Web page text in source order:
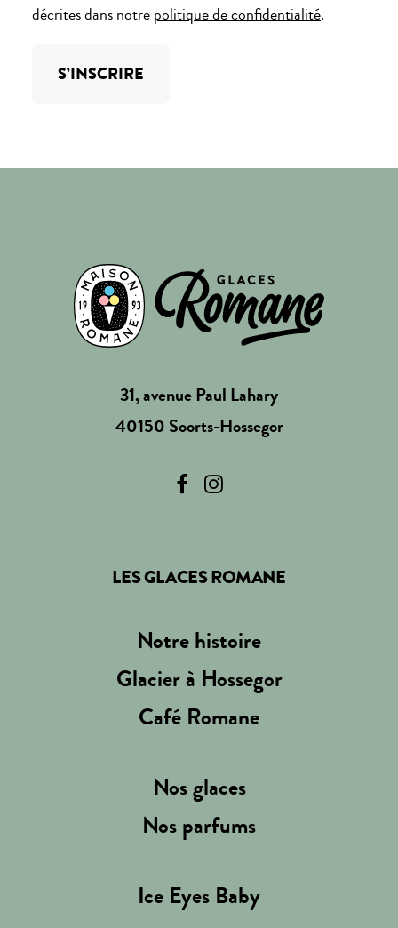
décrites dans notrepolitique de confidentialité.
S’INSCRIRE
31, avenue Paul Lahary
40150 Soorts-Hossegor
LES GLACES ROMANE
Notre histoire
Glacier à Hossegor
Café Romane
Nos glaces
Nos parfums
Ice Eyes Baby